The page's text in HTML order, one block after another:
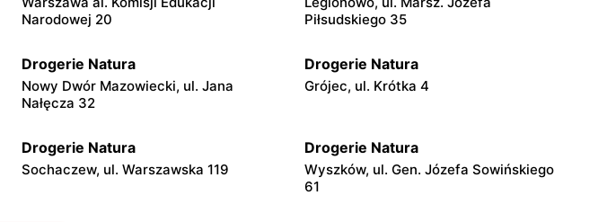
Narodowej 20
Piłsudskiego 35
Drogerie Natura
Nowy Dwór Mazowiecki, ul. Jana
Nałęcza 32
Drogerie Natura
Grójec, ul. Krótka 4
Drogerie Natura
Sochaczew, ul. Warszawska 119
Drogerie Natura
Wyszków, ul. Gen. Józefa Sowińskiego
61